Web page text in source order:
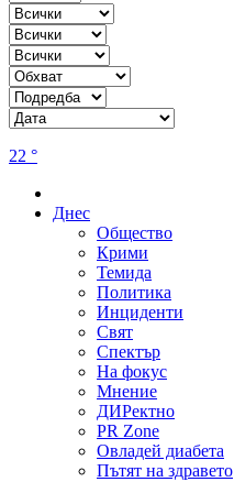
22 °
Днес
Общество
Крими
Темида
Политика
Инциденти
Свят
Спектър
На фокус
Мнение
ДИРектно
PR Zone
Овладей диабета
Пътят на здравето